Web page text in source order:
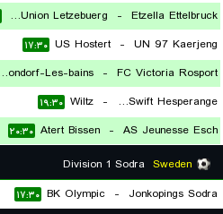
Etzella Ettelbruck
-
Racing FC Union Letzebuerg
UN 97 Kaerjeng
-
US Hostert ۱۷:۳۰
FC Victoria Rosport
-
Les-bains
۱۷:۳۰
FC Swift Hesperange
-
Wiltz ۱۹:۳۰
AS Jeunesse Esch
-
Atert Bissen ۲۰:۳۰
Sweden
Jonkopings Sodra
-
BK Olympic ۱۷:۳۰